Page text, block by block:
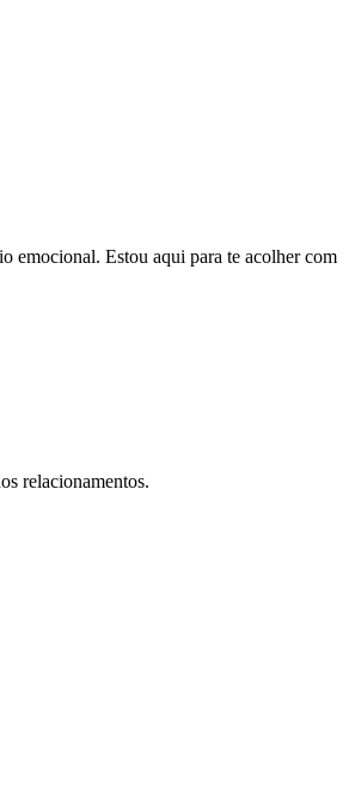
emocional. Estou aqui para te acolher com
relacionamentos.